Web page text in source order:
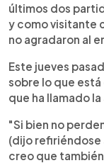
últimos dos
y como visitante
no agradaron al
Este jueves
sobre lo que
que ha llamado
"Si bien no
(dijo refiriéndose
creo que